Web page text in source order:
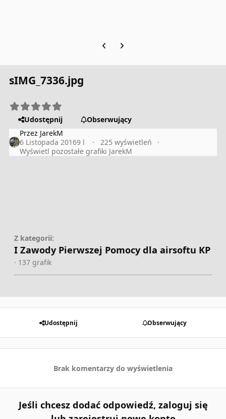
Previous carousel slide
Next carousel slide
sIMG_7336.jpg
Udostępnij
Obserwujący
Przez JarekM
6 Listopada 20169 l
225 wyświetleń
Wyświetl pozostałe grafiki JarekM
Z kategorii:
I Zawody Pierwszej Pomocy dla airsoftu KP
· 137 grafik
Udostępnij Obserwujący
Brak komentarzy do wyświetlenia
Jeśli chcesz dodać odpowiedź, zaloguj się